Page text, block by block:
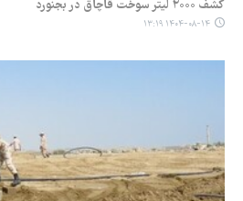
کشف ۲۰۰۰ لیتر سوخت قاچاق در بجنورد
۱۴۰۴-۰۸-۱۴ ۱۳:۱۹